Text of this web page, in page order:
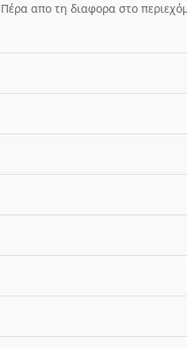
απο τη διαφορα στο